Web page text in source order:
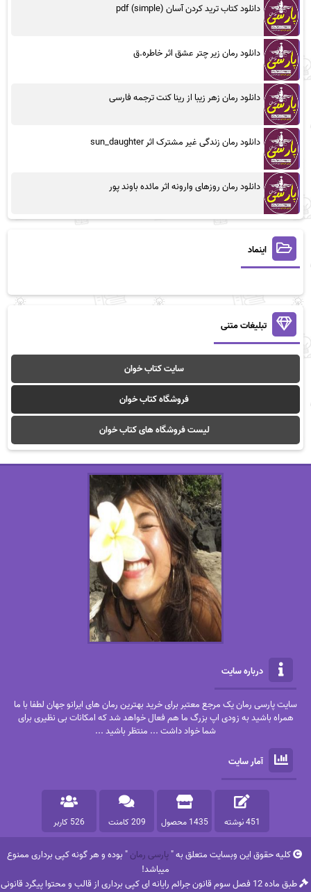
دانلود کتاب ترید کردن آسان (simple) pdf
دانلود رمان زیر چتر عشق اثر خاطره.ق
دانلود رمان زهر زیبا از رینا کنت ترجمه فارسی
دانلود رمان زندگی غیر مشترک اثر sun_daughter
دانلود رمان روزهای وارونه اثر مائده باوند پور
اینماد
تبلیغات متنی
سایت کتاب خوان
فروشگاه کتاب خوان
لیست فروشگاه های کتاب خوان
درباره سایت
سایت پارسی رمان یک مرجع معتبر برای خرید بهترین رمان های ایرانو جهان لطفا با ما
همراه باشید به زودی اپ بزرگ ما هم فعال خواهد شد که امکانات بی نظیری برای
شما خواد داشت ... منتظر باشید ...
آمار سایت
451 نوشته 1435 محصول 209 کامنت 526 کاربر
کلیه حقوق این وبسایت متعلق به "پارسی رمان" بوده و هر گونه کپی برداری ممنوع
میباشد!
طبق ماده 12 فصل سوم قانون جرائم رایانه ای کپی برداری از قالب و محتوا پیگرد قانونی